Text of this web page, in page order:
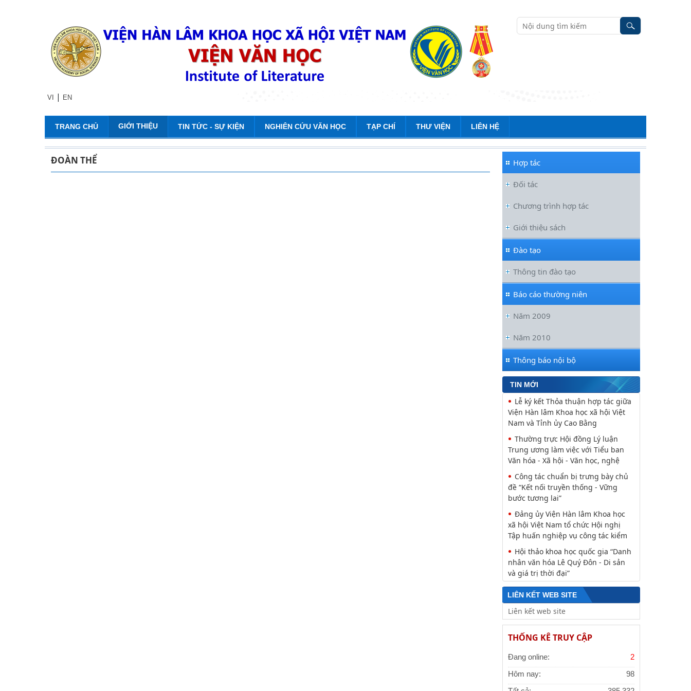
VI | EN
TRANG CHỦ GIỚI THIỆU TIN TỨC - SỰ KIỆN NGHIÊN CỨU VĂN HỌC TẠP CHÍ THƯ VIỆN LIÊN HỆ
ĐOÀN THỂ Hợp tác
Đối tác
Chương trình hợp tác
Giới thiệu sách
Đào tạo
Thông tin đào tạo
Báo cáo thường niên
Năm 2009
Năm 2010
Thông báo nội bộ
TIN MỚI
Đối thoại ICWA – VASS lần thứ 6:
lược Toàn diện tăng cường Việt Nam
Viện Hàn lâm Khoa học xã hội Việt
Nam và Học viện Chính trị và Hành
chính quốc gia Lào ký Thỏa
Nguyễn Huy Thiệp: Thiên nhiên
linh (Một khía cạnh của mã văn hóa
Viện Văn học đồng chủ trì buổi Lễ
khai mạc trưng bày “Kết nối truyền
thống, vững bước tương lai”
Khai mạc trưng bày “Kết nối
truyền thống, Vững bước tương lai”
Lễ ký kết Thỏa thuận hợp tác giữa
Viện Hàn lâm Khoa học xã hội Việt
Nam và Tỉnh ủy Cao Bằng
Thường trực Hội đồng Lý luận
Trung ương làm việc với Tiểu ban
Văn hóa - Xã hội - Văn học, nghệ
Công tác chuẩn bị trưng bày chủ
đề “Kết nối truyền thống - Vững
bước tương lai”
Đảng ủy Viện Hàn lâm Khoa học
xã hội Việt Nam tổ chức Hội nghị
Tập huấn nghiệp vụ công tác kiểm
Hội thảo khoa học quốc gia “Danh
nhân văn hóa Lê Quý Đôn - Di sản
và giá trị thời đại”
LIÊN KẾT WEB SITE
THỐNG KÊ TRUY CẬP
Đang online: 2
Hôm nay: 98